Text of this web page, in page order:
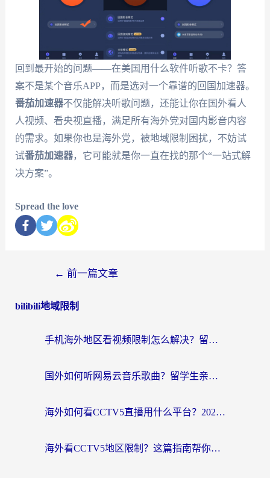
回到最开始的问题——在美国用什么软件听歌不卡？答
案不是某个音乐APP，而是选对一个靠谱的回国加速器。
番茄加速器不仅能解决听歌问题，还能让你在国外看人
人视频、看央视直播，满足所有海外党对国内影音内容
的需求。如果你也是海外党，被地域限制困扰，不妨试
试番茄加速器，它可能就是你一直在找的那个“一站式解
决方案”。
Spread the love
← 前一篇文章
bilibili地域限制
手机海外地区看视频限制怎么解决？留学生亲测有效的回国加速器指南
国外如何听网易云音乐歌曲？留学生亲测有效的回国加速方案
海外如何看CCTV5直播用什么平台？2026最新指南：看欧洲杯、中超、奥运不再卡
海外看CCTV5地区限制？这篇指南帮你流畅看欧洲杯、NBA还听中文解说